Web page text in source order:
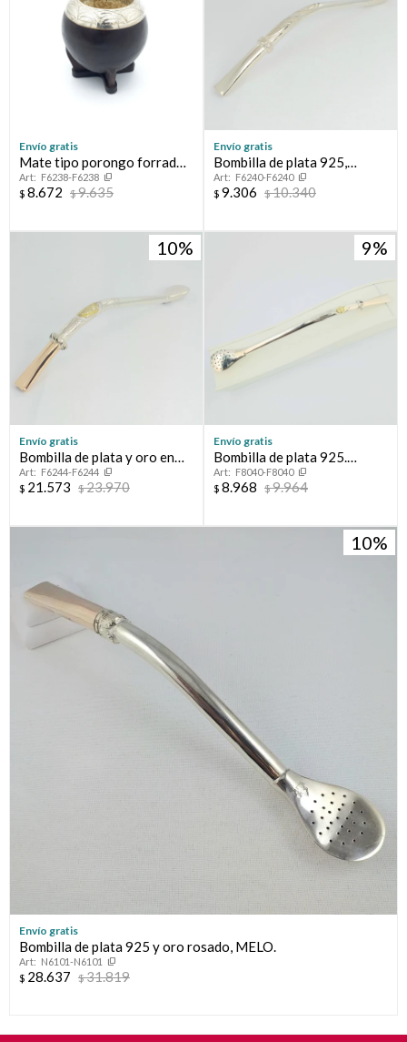
Envío gratis
Mate tipo porongo forrado
en cuero con virola de plata.
F6238-F6238
$ 8.672 $9.635
Envío gratis
Bombilla de plata 925,
modelo CRIOLLA.
F6240-F6240
$ 9.306 $10.340
10
Envío gratis
Bombilla de plata y oro en
dos tonos.
F6244-F6244
$ 21.573 $23.970
9
Envío gratis
Bombilla de plata 925.
Modelo CRIOLLA con
aplique central de oro.
F8040-F8040
$ 8.968 $9.964
10
Envío gratis
Bombilla de plata 925 y oro rosado, MELO.
N6101-N6101
$ 28.637 $31.819